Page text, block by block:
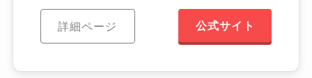
詳細ページ 公式サイト